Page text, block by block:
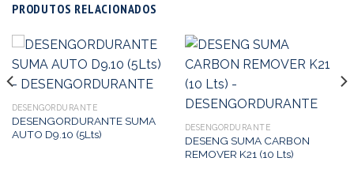
PRODUTOS RELACIONADOS
DESENGORDURANTE
DESENGORDURANTE SUMA
AUTO D9.10 (5Lts)
DESENGORDURANTE
DESENG SUMA CARBON
REMOVER K21 (10 Lts)